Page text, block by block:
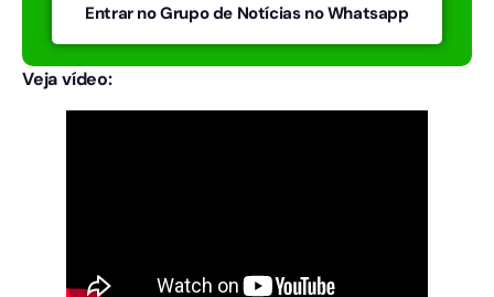
Entrar no Grupo de Notícias no Whatsapp
Veja vídeo: